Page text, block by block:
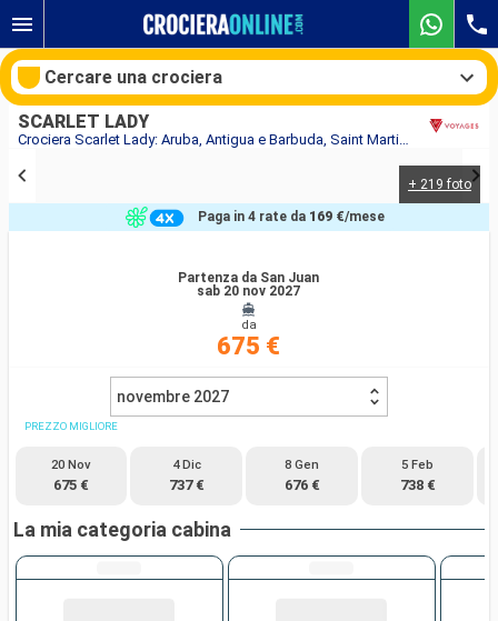
Crociera Scarlet Lady: Aruba, Antigua e Barbuda, Saint Martin, Portorico in partenza da San Juan
SCARLET LADY
+ 219 foto
Partenza da San Juan
sab 20 nov 2027
da
675 €
Paga in 4 rate da169 €/mese
novembre 2027
PREZZO MIGLIORE
20 Nov
675 €
4 Dic
737 €
8 Gen
676 €
5 Feb
738 €
La mia categoria cabina
Cercare una crociera
Le nostre destinazioni
Compagnie
Ricerca